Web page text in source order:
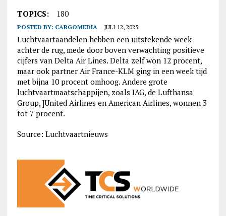
TOPICS: 180
POSTED BY: CARGOMEDIA JULI 12, 2025
Luchtvaartaandelen hebben een uitstekende week
achter de rug, mede door boven verwachting positieve
cijfers van Delta Air Lines. Delta zelf won 12 procent,
maar ook partner Air France-KLM ging in een week tijd
met bijna 10 procent omhoog. Andere grote
luchtvaartmaatschappijen, zoals IAG, de Lufthansa
Group, ]United Airlines en American Airlines, wonnen 3
tot 7 procent.
Source: Luchtvaartnieuws